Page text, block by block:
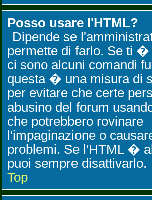
Posso usare l'HTML?
Dipende se
permette di farlo. Se ti �
ci sono alcuni comandi
questa � una misura di
per evitare che certe
abusino del forum
che potrebbero rovinare
l'impaginazione o
problemi. Se l'HTML �
puoi sempre disattivarlo.
Top